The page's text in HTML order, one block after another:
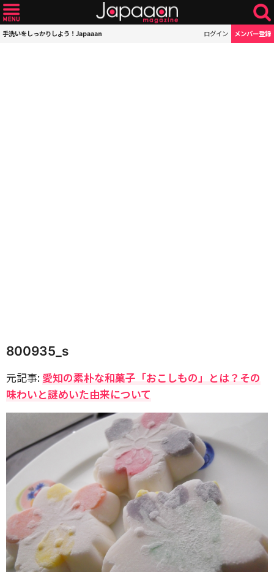
手洗いをしっかりしよう！Japaaan ログイン メンバー登録
800935_s
元記事: 愛知の素朴な和菓子「おこしもの」とは？その
味わいと謎めいた由来について